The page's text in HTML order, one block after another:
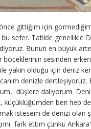
gittiğim için
bu sefer. Tatilde genellikle
Bunun en büyük
böceklerinin sesinden
yakın olduğu için deniz
canım denizle
düşlere dalıyorum.
küçüklüğümden beri hep
istesem de denizi olan
fark ettim çünkü